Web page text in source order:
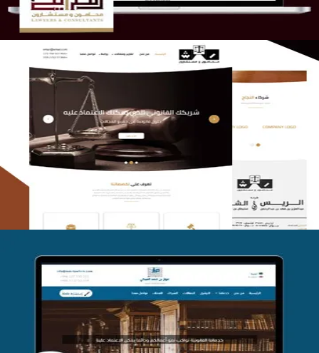
الريس والشعلان للمحاماة
التفاصيل
موقع فواز المبكي للمحاماة
التفاصيل